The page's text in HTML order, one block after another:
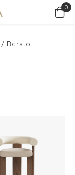
0
/ Barstol